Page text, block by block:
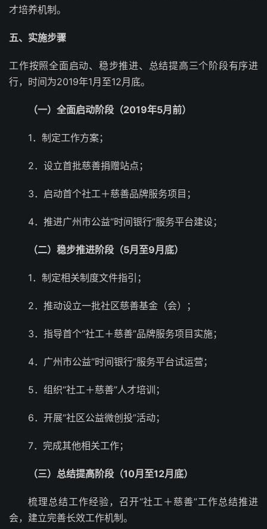
才培养机制。
五、实施步骤
工作按照全面启动、稳步推进、总结提高三个阶段有序进
行，时间为2019年1月至12月底。
（一）全面启动阶段（2019年5月前）
1．制定工作方案；
2．设立首批慈善捐赠站点；
3．启动首个社工＋慈善品牌服务项目；
4．推进广州市公益“时间银行”服务平台建设；
（二）稳步推进阶段（5月至9月底）
1．制定相关制度文件指引；
2．推动设立一批社区慈善基金（会）；
3．指导首个“社工＋慈善”品牌服务项目实施；
4．广州市公益“时间银行”服务平台试运营；
5．组织“社工＋慈善”人才培训；
6．开展“社区公益微创投”活动；
7．完成其他相关工作；
（三）总结提高阶段（10月至12月底）
梳理总结工作经验，召开“社工＋慈善”工作总结推进
会，建立完善长效工作机制。